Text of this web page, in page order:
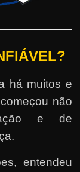
há muitos e
não
e de
entendeu